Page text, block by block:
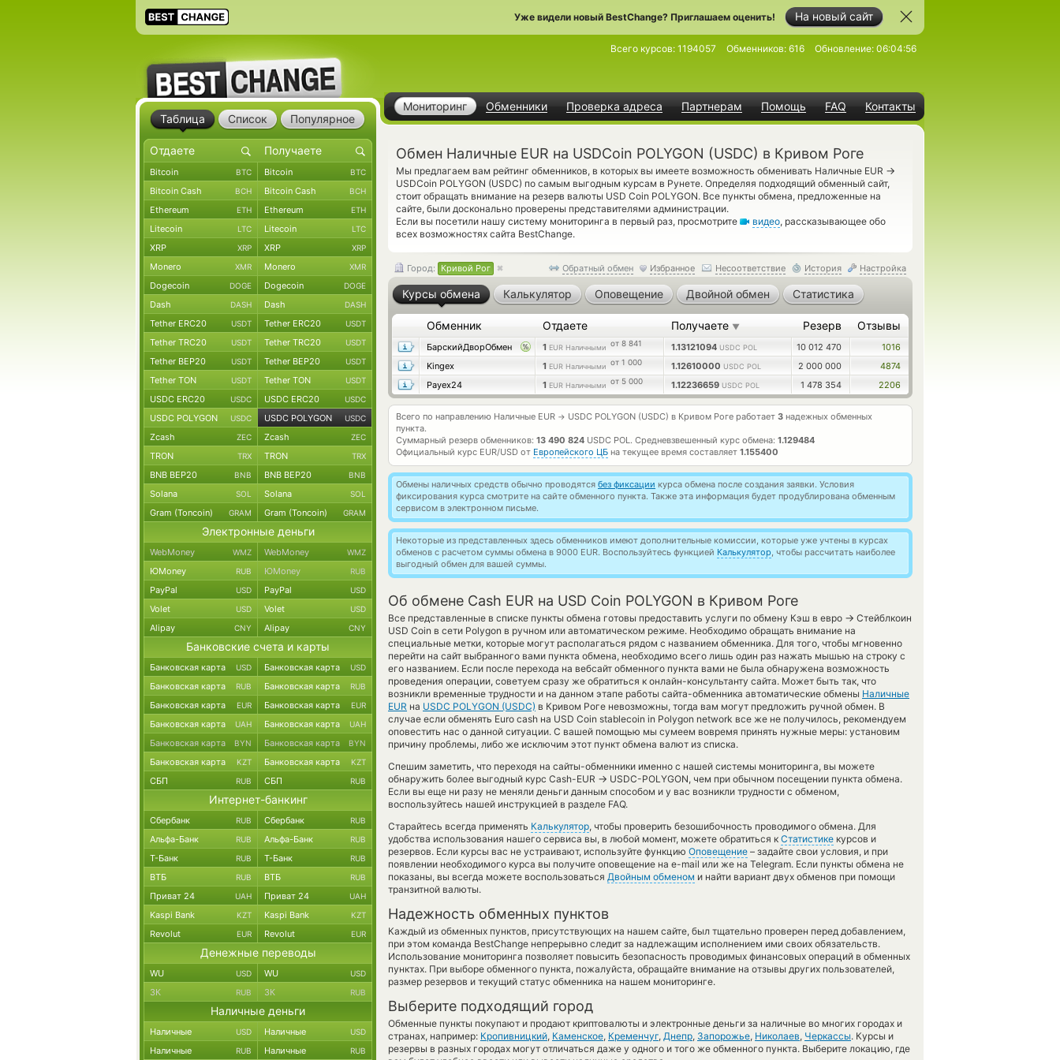
На новый сайт
Уже видели новый BestChange? Приглашаем оценить!
Мониторинг Обменники Проверка адреса Партнерам Помощь FAQ Контакты
Всего курсов: 1194057 Обменников: 616 Обновление: 06:04:56
Обмен Наличные EUR на USDCoin POLYGON (USDC) в Кривом Роге
Мы предлагаем вам рейтинг обменников, в которых вы имеете возможность обменивать Наличные EUR →
USDCoin POLYGON (USDC) по самым выгодным курсам в Рунете. Определяя подходящий обменный сайт,
стоит обращать внимание на резерв валюты USD Coin POLYGON. Все пункты обмена, предложенные на
сайте, были досконально проверены представителями администрации.
Если вы посетили нашу систему мониторинга в первый раз, просмотрите
видео, рассказывающее обо
всех возможностях сайта BestChange.
Обратный обмен Избранное Несоответствие История Настройка
Город: Кривой Рог
Курсы обмена Калькулятор Оповещение Двойной обмен Статистика
Обменник Отдаете Получаете ▼ Резерв Отзывы
БарскийДворОбмен 1 EUR Наличными от 8 841 1.13121094 USDC POL 10 012 470
1016
Kingex
1 EUR Наличными от 1 000 1.12610000 USDC POL 2 000 000
4874
Payex24
1 EUR Наличными от 5 000 1.12236659 USDC POL 1 478 354 2206
Всего по направлению Наличные EUR → USDC POLYGON (USDC) в Кривом Роге работает 3 надежных обменных
пункта.
Суммарный резерв обменников: 13 490 824 USDC POL. Средневзвешенный курс обмена: 1.129484
Официальный курс EUR/USD от Европейского ЦБ на текущее время составляет 1.155400
Обмены наличных средств обычно проводятся без фиксации курса обмена после создания заявки. Условия
фиксирования курса смотрите на сайте обменного пункта. Также эта информация будет продублирована обменным
сервисом в электронном письме.
Некоторые из представленных здесь обменников имеют дополнительные комиссии, которые уже учтены в курсах
обменов с расчетом суммы обмена в 9000 EUR. Воспользуйтесь функцией Калькулятор, чтобы рассчитать наиболее
выгодный обмен для вашей суммы.
Об обмене Cash EUR на USD Coin POLYGON в Кривом Роге
Все представленные в списке пункты обмена готовы предоставить услуги по обмену Кэш в евро → Стейблкоин
USD Coin в сети Polygon в ручном или автоматическом режиме. Необходимо обращать внимание на
специальные метки, которые могут располагаться рядом с названием обменника. Для того, чтобы мгновенно
перейти на сайт выбранного вами пункта обмена, необходимо всего лишь один раз нажать мышью на строку с
его названием. Если после перехода на вебсайт обменного пункта вами не была обнаружена возможность
проведения операции, советуем сразу же обратиться к онлайн-консультанту сайта. Может быть так, что
возникли временные трудности и на данном этапе работы сайта-обменника автоматические обмены Наличные
EUR на USDC POLYGON (USDC) в Кривом Роге невозможны, тогда вам могут предложить ручной обмен. В
случае если обменять Euro cash на USD Coin stablecoin in Polygon network все же не получилось, рекомендуем
оповестить нас о данной ситуации. С вашей помощью мы сумеем вовремя принять нужные меры: установим
причину проблемы, либо же исключим этот пункт обмена валют из списка.
Спешим заметить, что переходя на сайты-обменники именно с нашей системы мониторинга, вы можете
обнаружить более выгодный курс Cash-EUR → USDC-POLYGON, чем при обычном посещении пункта обмена.
Если вы еще ни разу не меняли деньги данным способом и у вас возникли трудности с обменом,
воспользуйтесь нашей инструкцией в разделе FAQ.
Старайтесь всегда применять Калькулятор, чтобы проверить безошибочность проводимого обмена. Для
удобства использования нашего сервиса вы, в любой момент, можете обратиться к Статистике курсов и
резервов. Если курсы вас не устраивают, используйте функцию Оповещение – задайте свои условия, и при
появлении необходимого курса вы получите оповещение на e-mail или же на Telegram. Если пункты обмена не
показаны, вы всегда можете воспользоваться Двойным обменом и найти вариант двух обменов при помощи
транзитной валюты.
Надежность обменных пунктов
Каждый из обменных пунктов, присутствующих на нашем сайте, был тщательно проверен перед добавлением,
при этом команда BestChange непрерывно следит за надлежащим исполнением ими своих обязательств.
Использование мониторинга позволяет повысить безопасность проводимых финансовых операций в обменных
пунктах. При выборе обменного пункта, пожалуйста, обращайте внимание на отзывы других пользователей,
размер резервов и текущий статус обменника на нашем мониторинге.
Выберите подходящий город
Обменные пункты покупают и продают криптовалюты и электронные деньги за наличные во многих городах и
странах, например: Кропивницкий, Каменское, Кременчуг, Днепр, Запорожье, Николаев, Черкассы. Курсы и
резервы в разных городах могут отличаться даже у одного и того же обменного пункта. Выберите локацию, где
Таблица Список Популярное
Bitcoin BTC Bitcoin BTC
Bitcoin Cash BCH Bitcoin Cash BCH
Ethereum ETH Ethereum ETH
Litecoin LTC Litecoin LTC
XRP XRP XRP XRP
Monero XMR Monero XMR
Dogecoin DOGE Dogecoin DOGE
Dash DASH Dash DASH
Tether ERC20 USDT Tether ERC20 USDT
Tether TRC20 USDT Tether TRC20 USDT
Tether BEP20 USDT Tether BEP20 USDT
Tether TON USDT Tether TON USDT
USDC ERC20 USDC USDC ERC20 USDC
USDC POLYGON USDC USDC POLYGON USDC
Zcash ZEC Zcash ZEC
TRON TRX TRON TRX
BNB BEP20 BNB BNB BEP20 BNB
Solana SOL Solana SOL
Gram (Toncoin) GRAM Gram (Toncoin) GRAM
Электронные деньги
WebMoney WMZ WebMoney WMZ
ЮMoney RUB ЮMoney RUB
PayPal USD PayPal USD
Volet USD Volet USD
Alipay CNY Alipay CNY
Банковские счета и карты
Банковская карта USD Банковская карта USD
Банковская карта RUB Банковская карта RUB
Банковская карта EUR Банковская карта EUR
Банковская карта UAH Банковская карта UAH
Банковская карта BYN Банковская карта BYN
Банковская карта KZT Банковская карта KZT
СБП RUB СБП RUB
Интернет-банкинг
Сбербанк RUB Сбербанк RUB
Альфа-Банк RUB Альфа-Банк RUB
Т-Банк RUB Т-Банк RUB
ВТБ RUB ВТБ RUB
Приват 24 UAH Приват 24 UAH
Kaspi Bank KZT Kaspi Bank KZT
Revolut EUR Revolut EUR
Денежные переводы
WU USD WU USD
ЗК RUB ЗК RUB
Наличные деньги
Наличные USD Наличные USD
Наличные RUB Наличные RUB